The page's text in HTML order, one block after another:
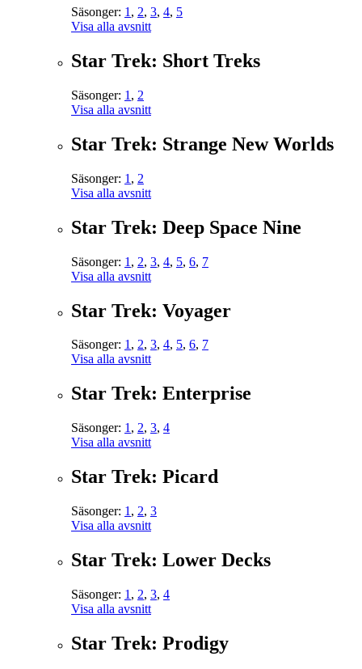
Säsonger: 1 , 2, 3, 4, 5
Visa alla avsnitt
Star Trek: Short Treks
Säsonger: 1 , 2
Visa alla avsnitt
Star Trek: Strange New Worlds
Säsonger: 1 , 2
Visa alla avsnitt
Star Trek: Deep Space Nine
Säsonger: 1 , 2, 3, 4, 5, 6, 7
Visa alla avsnitt
Star Trek: Voyager
Säsonger: 1, 2, 3, 4, 5, 6, 7
Visa alla avsnitt
Star Trek: Enterprise
Säsonger: 1 , 2, 3, 4
Visa alla avsnitt
Star Trek: Picard
Säsonger: 1 , 2, 3
Visa alla avsnitt
Star Trek: Lower Decks
Säsonger: 1 , 2, 3, 4
Visa alla avsnitt
Star Trek: Prodigy